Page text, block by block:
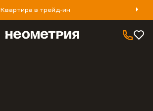
Квартира в трейд-ин
8 800 777 40 93